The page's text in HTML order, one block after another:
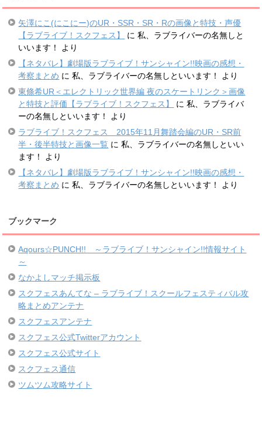
矢澤にこ(にこにー)のUR・SSR・SR・Rの画像と特技・声優
【ラブライブ！スクフェス】
に私、ラブライバーの名無しと
いいます！
より
【ネタバレ】劇場版ラブライブ！サンシャイン!!映画の感想・
考察まとめ に私、ラブライバーの名無しといいます！
より
東條希UR＜エレクトリック世界編 夜のスケートリンク＞画像
と特技と評価【ラブライブ！スクフェス】
に私、ラブライバ
ーの名無しといいます！
より
ラブライブ！スクフェス 2015年11月舞踏会編のUR・SR前
半・後半特技と画像一覧 に私、ラブライバーの名無しといい
ます！
より
【ネタバレ】劇場版ラブライブ！サンシャイン!!映画の感想・
考察まとめ に私、ラブライバーの名無しといいます！ より
ブックマーク
Aqours☆PUNCH!! ～ラブライブ！サンシャイン!!情報サイト
～
なかよしマッチ掲示板
スクフェスあんてな – ラブライブ！スクールフェスティバル攻
略まとめアンテナ
スクフェスアンテナ
スクフェス公式Twitterアカウント
スクフェス公式サイト
スクフェス通信
ツムツム攻略サイト